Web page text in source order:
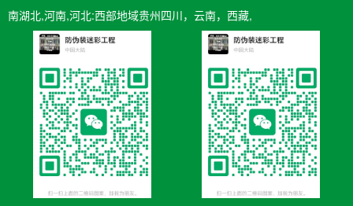
南湖北,河南,河北:西部地域贵州四川，云南，西藏,